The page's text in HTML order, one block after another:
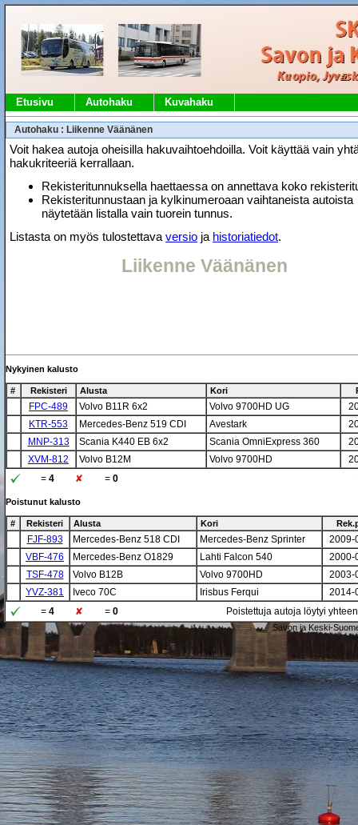
Etusivu Autohaku Kuvahaku
Autohaku : Liikenne Väänänen
Voit hakea autoja oheisilla hakuvaihtoehdoilla. Voit käyttää vain
hakukriteeriä kerrallaan.
Rekisteritunnuksella haettaessa on annettava koko
Rekisteritunnustaan ja kylkinumeroaan vaihtaneista autoista
näytetään listalla vain tuorein tunnus.
Listasta on myös tulostettava versio ja historiatiedot.
Liikenne Väänänen
Nykyinen kalusto
# Rekisteri Alusta Kori
FPC-489 Volvo B11R 6x2 Volvo 9700HD UG
KTR-553
Mercedes-Benz 519 CDI Avestark
MNP-313
Scania K440 EB 6x2 Scania OmniExpress 360
XVM-812
Volvo B12M Volvo 9700HD
= 4 = 0
Poistunut kalusto
# Rekisteri Alusta Kori
FJF-893 Mercedes-Benz 518 CDI Mercedes-Benz Sprinter
2009-
VBF-476
Mercedes-Benz O1829 Lahti Falcon 540
2000-
TSF-478
Volvo B12B Volvo 9700HD
2003-
YVZ-381
Iveco 70C Irisbus Ferqui
2014-
= 4 = 0 Poistettuja autoja löytyi
Savon ja Keski-